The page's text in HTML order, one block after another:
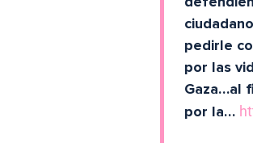
pedirle
por las
Gaza…al
por la…